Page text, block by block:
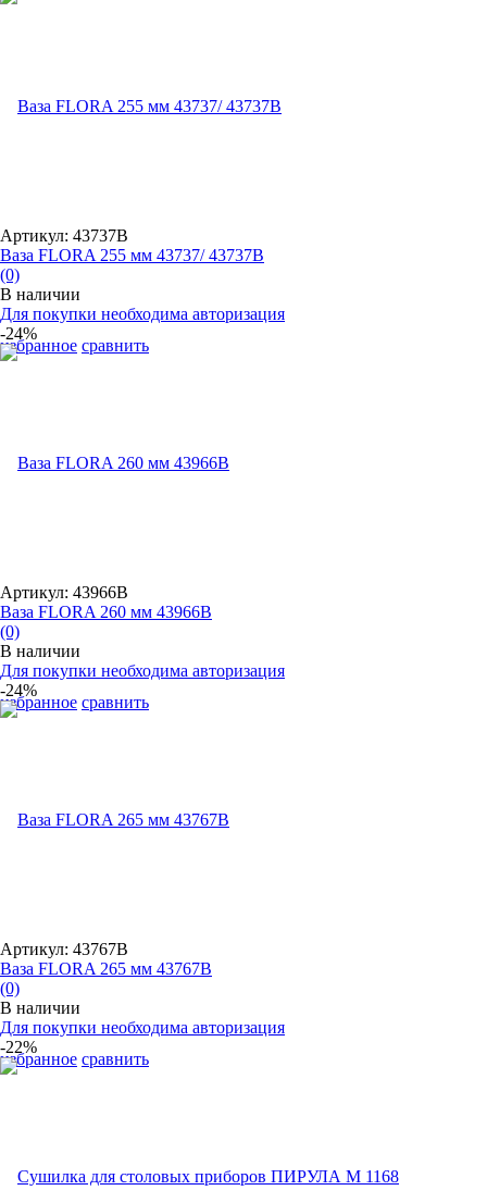
избранное сравнить
Артикул: 43737B
Ваза FLORA 255 мм 43737/ 43737B
(0)
В наличии
Для покупки необходима авторизация
-24%
избранное сравнить
Артикул: 43966B
Ваза FLORA 260 мм 43966B
(0)
В наличии
Для покупки необходима авторизация
-24%
избранное сравнить
Артикул: 43767B
Ваза FLORA 265 мм 43767B
(0)
В наличии
Для покупки необходима авторизация
-22%